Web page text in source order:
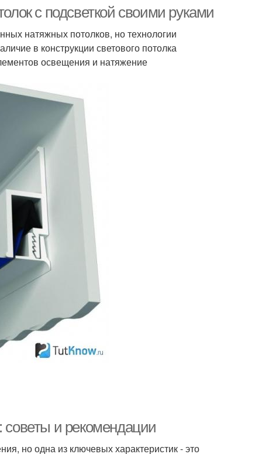
с подсветкой своими руками
натяжных потолков, но технологии
в конструкции светового потолка
освещения и натяжение
советы и рекомендации
но одна из ключевых характеристик - это